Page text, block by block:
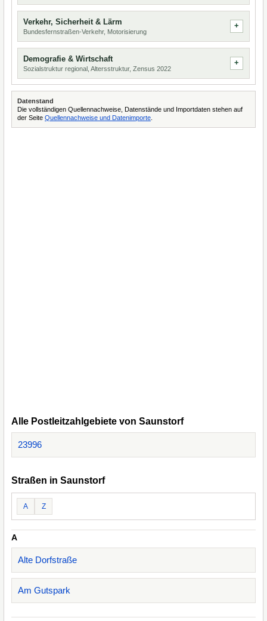
Verkehr, Sicherheit & Lärm
Bundesfernstraßen-Verkehr, Motorisierung
Demografie & Wirtschaft
Sozialstruktur regional, Altersstruktur, Zensus 2022
Datenstand
Die vollständigen Quellennachweise, Datenstände und Importdaten stehen auf
der Seite Quellennachweise und Datenimporte
Alle Postleitzahlgebiete von Saunstorf
23996
Straßen in Saunstorf
A Z
A
Alte Dorfstraße
Am Gutspark